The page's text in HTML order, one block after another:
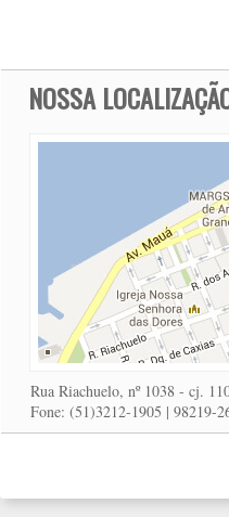
NOSSA
Rua Riachuelo, nº 1038 - cj.
Fone: (51)3212-1905 | 98219-